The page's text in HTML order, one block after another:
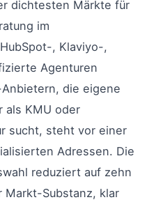
dichtesten Märkte für
im
, Klaviyo-,
Agenturen
die eigene
als KMU oder
sucht, steht vor einer
Adressen. Die
reduziert auf zehn
Markt-Substanz, klar